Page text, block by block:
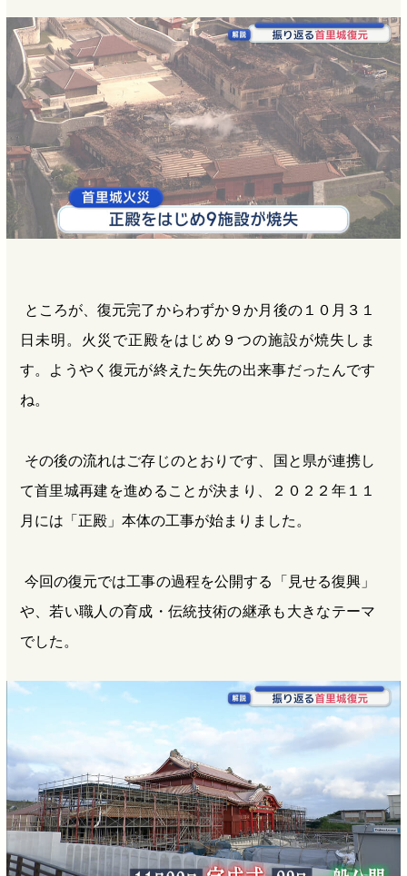
ところが、復元完了からわずか９か月後の１０月３１
日未明。火災で正殿をはじめ９つの施設が焼失しま
す。ようやく復元が終えた矢先の出来事だったんです
ね。
その後の流れはご存じのとおりです、国と県が連携し
て首里城再建を進めることが決まり、２０２２年１１
月には「正殿」本体の工事が始まりました。
今回の復元では工事の過程を公開する「見せる復興」
や、若い職人の育成・伝統技術の継承も大きなテーマ
でした。